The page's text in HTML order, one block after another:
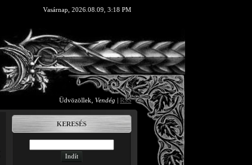
Vasárnap, 2026.08.09, 3:18 PM
Üdvözöllek Vendég | RSS
KERESÉS